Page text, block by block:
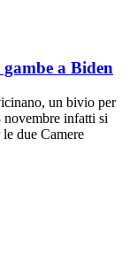
a Biden
un bivio per
infatti si
due Camere